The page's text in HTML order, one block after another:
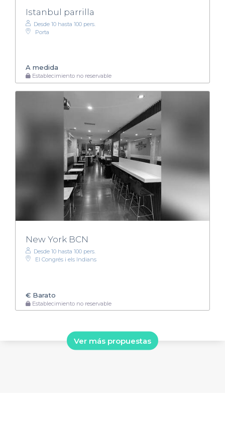
Istanbul parrilla
Desde 10 hasta 100 pers.
Porta
A medida
Establecimiento no reservable
New York BCN
Desde 10 hasta 100 pers.
El Congrés i els Indians
€ Barato
Establecimiento no reservable
Ver más propuestas